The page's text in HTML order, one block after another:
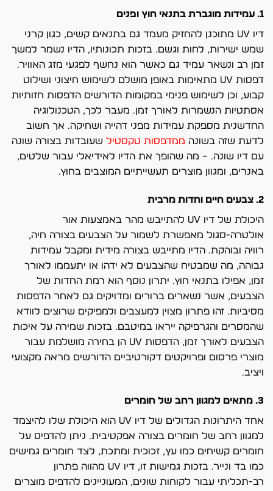
1. עמידות מוגברת בתנאי חוץ ופנים
דיו UV מתוכנן להחזיק מעמד גם בתנאים קשים, כגון קרני
שמש ישירות, לחות וגשם. בזכות תכונותיו, הדיו נשמר למשך
זמן רב ונשאר עמיד גם כאשר הוא נחשף לפגעי מזג האוויר.
דפסות UV מתאימות באופן מושלם לשימוש חיצוני ושילוט
קבוע, וכן לשימוש פנימי במקומות הדורשים הדפסות חזותיות
אסתטיות הנשמרות לאורך זמן. מעבר לכך, הטכנולוגיה
החדשנית מספקת עמידות מפני דהייה ושחיקה. אך חשוב
לדעת שזה בשונה ממדפסות טקסטיל שעובדות בצורה שונה
עם דיו שונה. – מה שהופך את הדיו לאידיאלי עבור שלטים,
באנרים, ומגוון מוצרים תעשייתיים המוצבים בחוץ.
2. צבעים חיים וחדות מרבית
היכולת של דיו UV להתייבש מהר באמצעות אור
אולטרה-סגול מאפשרת לשמור על הצבעים בצורה חיה,
רוויה ובוהקת. הדיו מתייבש בצורה מידית ומקבל עמידות
גבוהה, מה שמבטיח שהצבעים לא ידהו או יתעממו לאורך
זמן, אפילו בתנאי חוץ. יתרון נוסף הוא רמת החדות של
הצבעים, אשר נשארים ברורים ומדויקים גם לאחר הדפסות
מסיביות. זהו פתרון מצוין למעצבים ולמפיקים שרוצים לוודא
שהמסרים והגרפיקה ייראו במיטבם. בזכות שמירה על איכות
הצבעים לאורך זמן, הדפסות UV הן בחירה מושלמת עבור
מוצרי פרסום ופרויקטים דקורטיביים הדורשים מראה מקצועי
ויציב.
3. מתאים למגוון רחב של חומרים
אחד היתרונות הגדולים של דיו UV הוא היכולת שלו להיצמד
למגוון רחב של חומרים בצורה אפקטיבית. ניתן להדפיס על
חומרים קשיחים כמו עץ, זכוכית ומתכת, לצד חומרים גמישים
כמו בד ונייר. בזכות גמישות זו, דיו UV מהווה פתרון
רב-תכליתי עבור לקוחות שונים, המעוניינים להדפיס מוצרים